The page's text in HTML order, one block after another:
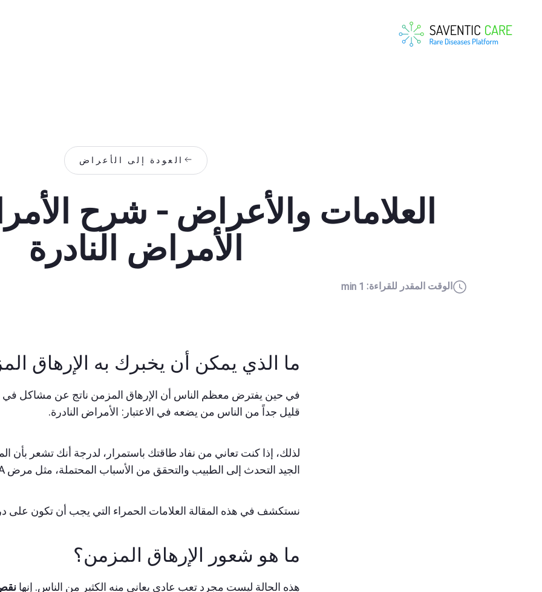
العودة إلى الأعراض
العلامات والأعراض - شرح
الأمراض النادرة
الوقت المقدر للقراءة: 1 min
ما الذي يمكن أن يخبرك به الإرهاق
في حين يفترض معظم الناس أن الإرهاق المزمن ناتج عن مشاكل في نمط
قليل جداً من الناس من يضعه في الاعتبار: الأمراض النادرة.
لذلك، إذا كنت تعاني من نفاد طاقتك باستمرار، لدرجة أنك تشعر بأن
الجيد التحدث إلى الطبيب والتحقق من الأسباب المحتملة، مثل مرض EGPA أو مرض فابري، على سبيل المثال.
نستكشف في هذه المقالة العلامات الحمراء التي يجب أن تكون على
ما هو شعور الإرهاق المزمن؟
هذه الحالة ليست مجرد تعب عادي يعاني منه الكثير من الناس. إنها